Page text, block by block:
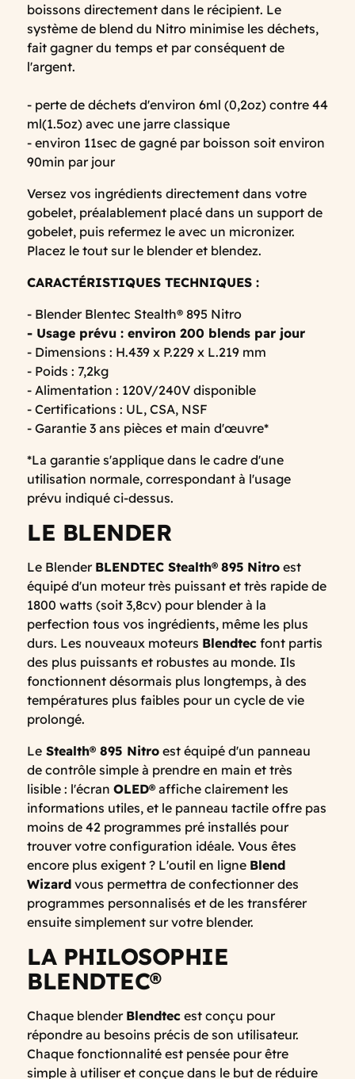
boissons directement dans le récipient. Le
système de blend du Nitro minimise les déchets,
fait gagner du temps et par conséquent de
l'argent.
- perte de déchets d'environ 6ml (0,2oz) contre 44
ml(1.5oz) avec une jarre classique
- environ 11sec de gagné par boisson soit environ
90min par jour
Versez vos ingrédients directement dans votre
gobelet, préalablement placé dans un support de
gobelet, puis refermez le avec un micronizer.
Placez le tout sur le blender et blendez.
CARACTÉRISTIQUES TECHNIQUES :
- Blender Blentec Stealth® 895 Nitro
- Usage prévu : environ 200 blends par jour
- Dimensions : H.439 x P.229 x L.219 mm
- Poids : 7,2kg
- Alimentation : 120V/240V disponible
- Certifications : UL, CSA, NSF
- Garantie 3 ans pièces et main d'œuvre*
*La garantie s'applique dans le cadre d'une
utilisation normale, correspondant à l'usage
prévu indiqué ci-dessus.
LE BLENDER
Le Blender BLENDTEC Stealth® 895 Nitro est
équipé d'un moteur très puissant et très rapide de
1800 watts (soit 3,8cv) pour blender à la
perfection tous vos ingrédients, même les plus
durs. Les nouveaux moteurs Blendtec font partis
des plus puissants et robustes au monde. Ils
fonctionnent désormais plus longtemps, à des
températures plus faibles pour un cycle de vie
prolongé.
Le Stealth® 895 Nitro est équipé d'un panneau
de contrôle simple à prendre en main et très
lisible : l'écran OLED® affiche clairement les
informations utiles, et le panneau tactile offre pas
moins de 42 programmes pré installés pour
trouver votre configuration idéale. Vous êtes
encore plus exigent ? L'outil en ligne Blend
Wizard vous permettra de confectionner des
programmes personnalisés et de les transférer
ensuite simplement sur votre blender.
LA PHILOSOPHIE
BLENDTEC®
Chaque blender Blendtec est conçu pour
répondre au besoins précis de son utilisateur.
Chaque fonctionnalité est pensée pour être
simple à utiliser et conçue dans le but de réduire